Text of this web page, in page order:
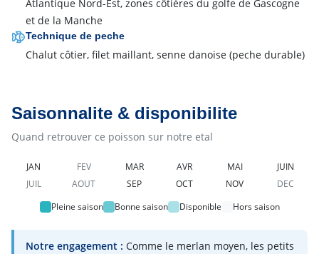
Atlantique Nord-Est, zones côtières du golfe de Gascogne
et de la Manche
Technique de peche
Chalut côtier, filet maillant, senne danoise (peche durable)
Saisonnalite & disponibilite
Quand retrouver ce poisson sur notre etal
JAN FEV MAR AVR MAI
JUIN
JUIL
AOUT SEP OCT NOV
DEC
Pleine saison
Bonne saison Disponible Hors saison
Notre engagement : Comme le merlan moyen, les petits